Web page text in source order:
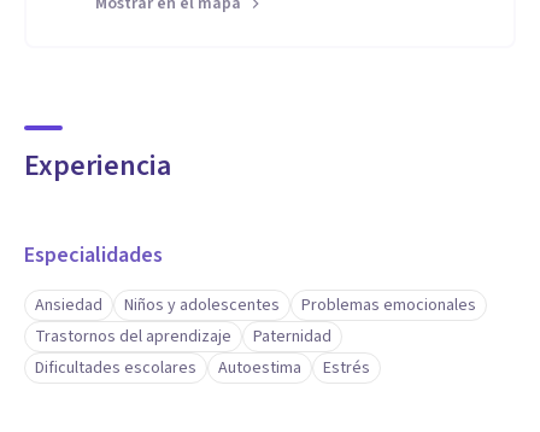
Experiencia
Especialidades
Ansiedad Niños y adolescentes
Problemas emocionales
Trastornos del aprendizaje
Paternidad
Dificultades escolares
Autoestima Estrés